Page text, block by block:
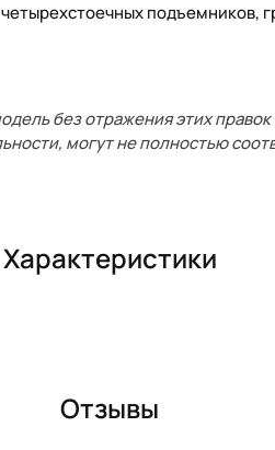
подъемников,
без отражения этих
могут не полностью
Характеристики
Отзывы